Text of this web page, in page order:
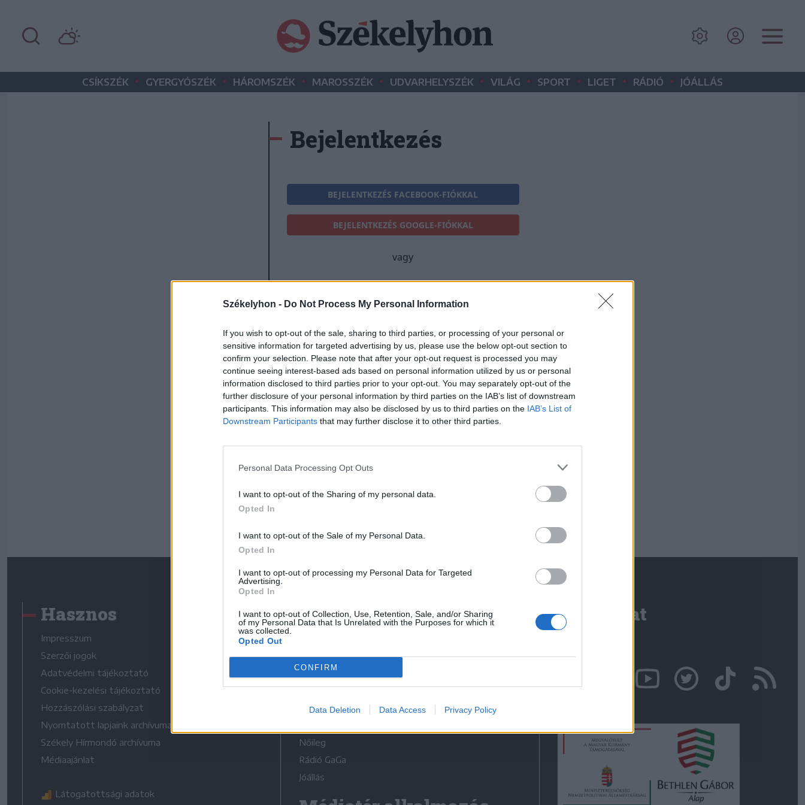
Székelyhon - Do Not Process My Personal Information
If you wish to opt-out of the sale, sharing to third parties, or processing of your personal or
sensitive information for targeted advertising by us, please use the below opt-out section to
confirm your selection. Please note that after your opt-out request is processed you may
continue seeing interest-based ads based on personal information utilized by us or personal
information disclosed to third parties prior to your opt-out. You may separately opt-out of the
further disclosure of your personal information by third parties on the IAB’s list of downstream
participants. This information may also be disclosed by us to third parties on the IAB’s List of
Downstream Participants that may further disclose it to other third parties.
Personal Data Processing Opt Outs
I want to opt-out of the Sharing of my personal data.
Opted In
I want to opt-out of the Sale of my Personal Data.
Opted In
I want to opt-out of processing my Personal Data for Targeted
Advertising.
Opted In
I want to opt-out of Collection, Use, Retention, Sale, and/or Sharing
of my Personal Data that Is Unrelated with the Purposes for which it
was collected.
Opted Out
CONFIRM
Data Deletion Data Access Privacy Policy
CSÍKSZÉK • GYERGYÓSZÉK • HÁROMSZÉK • MAROSSZÉK • UDVARHELYSZÉK • VILÁG • SPORT • LIGET • RÁDIÓ • JÓÁLLÁS
Bejelentkezés
BEJELENTKEZÉS FACEBOOK-FIÓKKAL
BEJELENTKEZÉS GOOGLE-FIÓKKAL
vagy
E-mail-cím
Jelszó
Elfelejtette a jelszavát?
BEJELENTKEZÉS
Hasznos
Impresszum
Szerzői jogok
Adatvédelmi tájékoztató
Cookie-kezelési tájékoztató
Hozzászólási szabályzat
Nyomtatott lapjaink archívuma
Székely Hírmondó archívuma
Médiaajánlat
Látogatottsági adatok
Médiatér
Liget
Krónika
Bihari Napló
Erdélyi Napló
Nőileg
Rádió GaGa
Jóállás
Kapcsolat